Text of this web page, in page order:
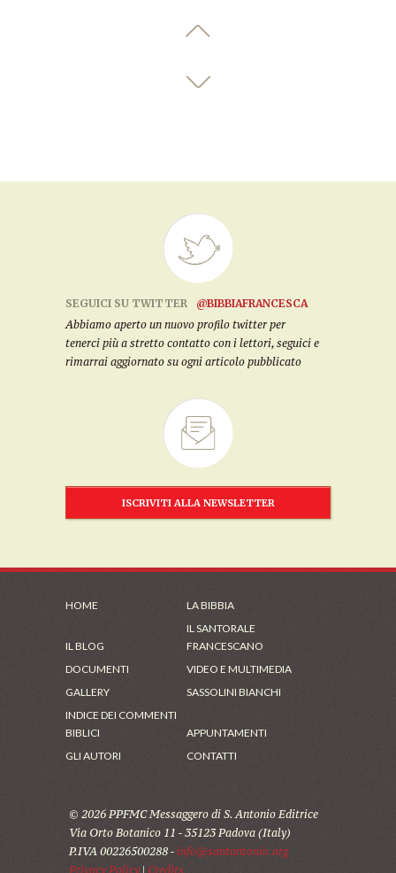
SEGUICI SU TWITTER
@BIBBIAFRANCESCA
Abbiamo aperto un nuovo profilo twitter per
tenerci più a stretto contatto con i lettori, seguici e
rimarrai aggiornato su ogni articolo pubblicato
ISCRIVITI ALLA NEWSLETTER
HOME LA BIBBIA
IL BLOG
IL SANTORALE
FRANCESCANO
DOCUMENTI
VIDEO E MULTIMEDIA
GALLERY
SASSOLINI BIANCHI
INDICE DEI COMMENTI
BIBLICI
APPUNTAMENTI
GLI AUTORI
CONTATTI
© 2026 PPFMC Messaggero di S. Antonio Editrice
Via Orto Botanico 11 - 35123 Padova (Italy)
P.IVA 00226500288 - info@santantonio.org
Privacy Policy| Credits